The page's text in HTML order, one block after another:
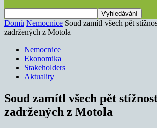
Domů Nemocnice Soud zamítl všech pět
zadržených z Motola
Nemocnice
Ekonomika
Stakeholders
Aktuality
Soud zamítl všech pět
zadržených z Motola